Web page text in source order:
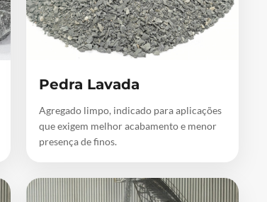
Pedra Lavada
Agregado limpo, indicado para aplicações
que exigem melhor acabamento e menor
presença de finos.